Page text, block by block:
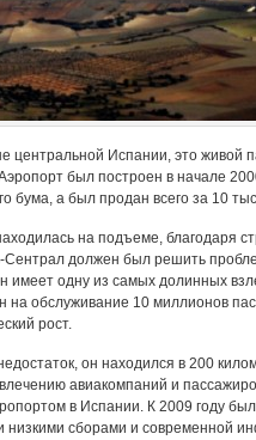
центральной Испании, это живой
был построен в начале
бума, а был продан всего за 10
на подъеме, благодаря
должен был решить
одну из самых долинных
обслуживание 10 миллионов
рост.
он находился в 200
авиакомпаний и
в Испании. К 2009 году
низкими сборами и современной